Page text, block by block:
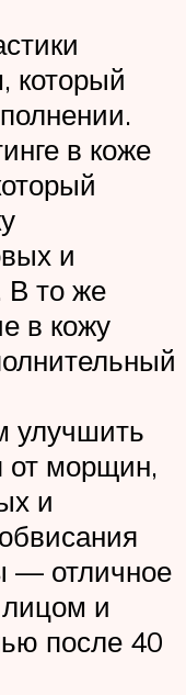
который
в коже
и
В то же
в кожу
улучшить
от морщин,
и
— отличное
и
после 40